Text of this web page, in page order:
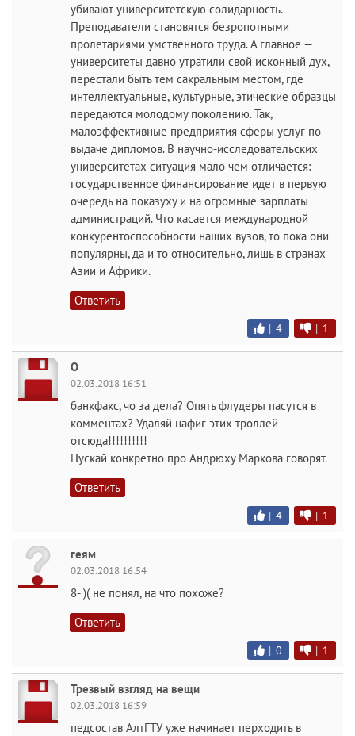
убивают университетскую солидарность.
Преподаватели становятся безропотными
пролетариями умственного труда. А главное —
университеты давно утратили свой исконный дух,
перестали быть тем сакральным местом, где
интеллектуальные, культурные, этические образцы
передаются молодому поколению. Так,
малоэффективные предприятия сферы услуг по
выдаче дипломов. В научно-исследовательских
университетах ситуация мало чем отличается:
государственное финансирование идет в первую
очередь на показуху и на огромные зарплаты
администраций. Что касается международной
конкурентоспособности наших вузов, то пока они
популярны, да и то относительно, лишь в странах
Азии и Африки.
Ответить
| 4 | 1
О
02.03.2018 16:51
банкфакс, чо за дела? Опять флудеры пасутся в
комментах? Удаляй нафиг этих троллей
отсюда!!!!!!!!!!
Пускай конкретно про Андрюху Маркова говорят.
Ответить
| 4 | 1
геям
02.03.2018 16:54
8- )( не понял, на что похоже?
Ответить
| 0 | 1
Трезвый взгляд на вещи
02.03.2018 16:59
педсостав АлтГТУ уже начинает перходить в